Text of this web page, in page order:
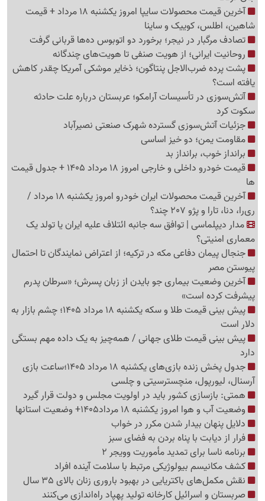
آخرین قیمت محصولات سایپا امروز یکشنبه 18 مرداد + قیمت
شاهین، اطلس، کوییک و ساینا
تصادف مرگبار در نیجر؛ برخورد دو اتوبوس ده‌ها قربانی گرفت
روحانیت ایرانی؛ از هویت صنفی تا هویت‌های چندگانه
پشت پرده ضرب‌الاجل پنتاگون؛ ذخایر موشکی آمریکا چقدر کاهش
یافته است؟
آتش‌سوزی در تأسیسات آرامکو؛ عربستان درباره علت حادثه
سکوت کرد
جزئیات آتش‌سوزی گسترده شهرک صنعتی نصیرآباد
مقاومت یمن؛ دو خیز اساسی
برانداز خوب، برانداز بد
قیمت خودرو داخلی و خارجی امروز 18 مرداد 1405 + جدول قیمت
ها
آخرین قیمت محصولات ایران خودرو امروز یکشنبه 18 مرداد /
ری‌را، دنا، تارا و پژو 207 چند؟
مدار دیپلماسی | توافق سه جانبه ائتلاف علیه ایران یا تولد یک
معماری امنیتی؟
جنجال پیمان دفاعی مکه در ترکیه؛ از اعتراض نمایندگان تا احتمال
پیوستن مصر
آخرین وضعیت بیماری جو بایدن از زبان پسرش؛ «سرطان پدرم
پیشرفت کرده است»
پیش بینی قیمت طلا و سکه یکشنبه 18 مرداد 1405؛ چشم بازار به
دلار است
پیش بینی قیمت طلای جهانی / همه‌چیز به یک داده مهم بستگی
دارد
جدول پخش زنده بازی‌های یکشنبه 18 مرداد 1405؛ساعت بازی
آرسنال، لیورپول، منچسترسیتی و چلسی
همتی: بازسازی کشور باید در اولویت مجلس و دولت قرار گیرد
وضعیت آب و هوا امروز یکشنبه 18 مرداد1405+ وضعیت استانها
دلایل پنهان بیدار شدن مکرر در خواب
فرار از دیابت با پناه بردن به فضای سبز
برنامه ناسا برای تمدید مأموریت وویجر 2
کشف مکانیسم بیولوژیکی مرتبط با سلامت آینده افراد
نقش مکمل‌های باکتریایی در بهبود باروری زنان بالای 35 سال
صربستان و اسرائیل کارخانه تولید پهپاد راه‌اندازی می‌کنند